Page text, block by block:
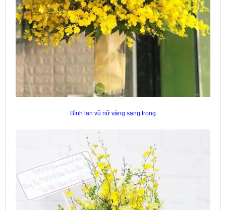
Bình lan vũ nữ vàng sang trọng